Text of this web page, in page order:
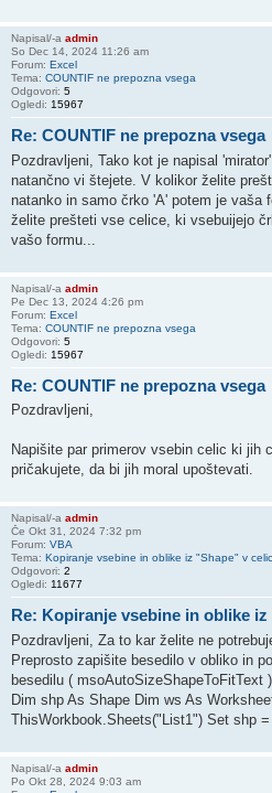
Napisal/-a admin
So Dec 14, 2024 11:26 am
Forum: Excel
Tema: COUNTIF ne prepozna vsega
Odgovori: 5
Ogledi: 15967
Re: COUNTIF ne prepozna vsega
Pozdravljeni, Tako kot je napisal
natančno vi štejete. V kolikor želite
natanko in samo črko 'A' potem je vaša
želite prešteti vse celice, ki vsebuijejo
vašo formu...
Napisal/-a admin
Pe Dec 13, 2024 4:26 pm
Forum: Excel
Tema: COUNTIF ne prepozna vsega
Odgovori: 5
Ogledi: 15967
Re: COUNTIF ne prepozna vsega
Pozdravljeni,
Napišite par primerov vsebin celic ki jih
pričakujete, da bi jih moral upoštevati.
Napisal/-a admin
Če Okt 31, 2024 7:32 pm
Forum: VBA
Tema: Kopiranje vsebine in oblike iz "Shape" v
Odgovori: 2
Ogledi: 11677
Re: Kopiranje vsebine in oblike
Pozdravljeni, Za to kar želite ne
Preprosto zapišite besedilo v obliko in
besedilu ( msoAutoSizeShapeToFitText
Dim shp As Shape Dim ws As
ThisWorkbook.Sheets("List1") Set shp =
Napisal/-a admin
Po Okt 28, 2024 9:03 am